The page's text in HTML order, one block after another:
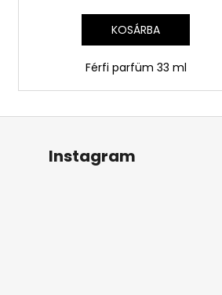
KOSÁRBA
Férfi parfüm 33 ml
Instagram